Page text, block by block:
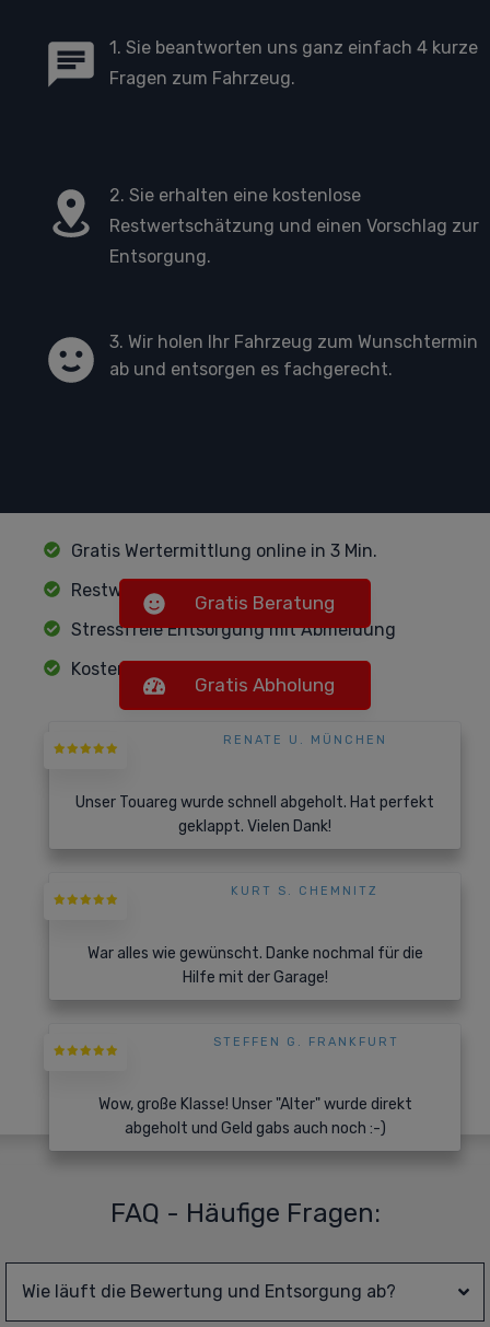
1. Sie beantworten uns ganz einfach 4 kurze
Fragen zum Fahrzeug.
2. Sie erhalten eine kostenlose
Restwertschätzung und einen Vorschlag zur
Entsorgung.
3. Wir holen Ihr Fahrzeug zum Wunschtermin
ab und entsorgen es fachgerecht.
Gratis Wertermittlung online in 3 Min.
Restwertzahlung je nach Fahrzeug
Stressfreie Entsorgung mit Abmeldung
Kostenlose Sofort-Abholung
Gratis Beratung
Gratis Abholung
RENATE U. MÜNCHEN
Unser Touareg wurde schnell abgeholt. Hat perfekt
geklappt. Vielen Dank!
KURT S. CHEMNITZ
War alles wie gewünscht. Danke nochmal für die
Hilfe mit der Garage!
STEFFEN G. FRANKFURT
Wow, große Klasse! Unser "Alter" wurde direkt
abgeholt und Geld gabs auch noch :-)
FAQ - Häufige Fragen:
Wie läuft die Bewertung und Entsorgung ab?